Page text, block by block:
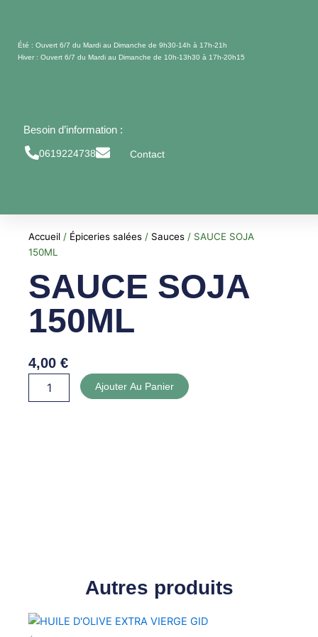
contenuÉté : Ouvert 6/7 du Mardi au Dimanche de 9h30-14h à 17h-21h
Hiver : Ouvert 6/7 du Mardi au Dimanche de 10h-13h30 à 17h-20h15
Besoin d’information :
0619224738 Contact
Accueil / Épiceries salées / Sauces / SAUCE SOJA
150ML
SAUCE SOJA
150ML
4,00€
Ajouter Au Panier
Autres produits